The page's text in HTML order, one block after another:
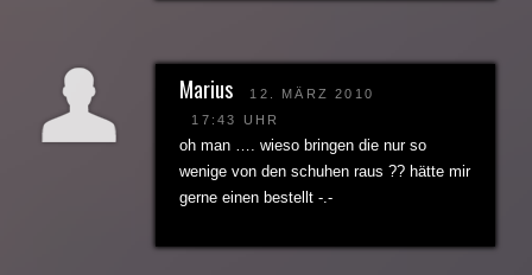
Marius
12. MÄRZ 2010
17:43 UHR
oh man …. wieso bringen die nur so
wenige von den schuhen raus ?? hätte mir
gerne einen bestellt -.-